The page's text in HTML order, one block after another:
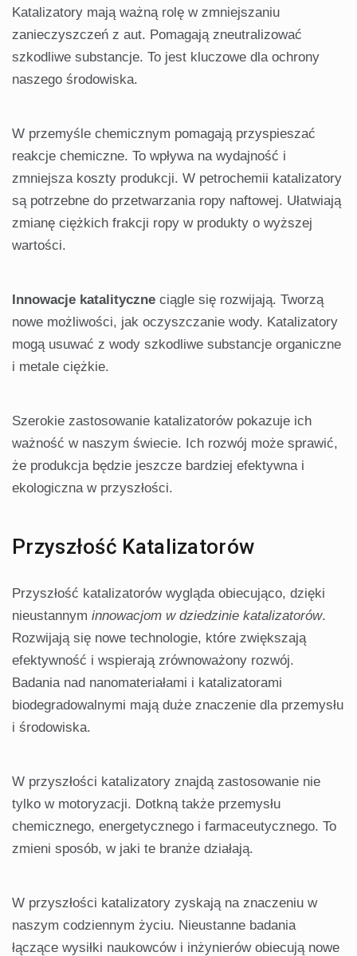
Katalizatory mają ważną rolę w zmniejszaniu
zanieczyszczeń z aut. Pomagają zneutralizować
szkodliwe substancje. To jest kluczowe dla ochrony
naszego środowiska.
W przemyśle chemicznym pomagają przyspieszać
reakcje chemiczne. To wpływa na wydajność i
zmniejsza koszty produkcji. W petrochemii katalizatory
są potrzebne do przetwarzania ropy naftowej. Ułatwiają
zmianę ciężkich frakcji ropy w produkty o wyższej
wartości.
Innowacje katalityczne ciągle się rozwijają. Tworzą
nowe możliwości, jak oczyszczanie wody. Katalizatory
mogą usuwać z wody szkodliwe substancje organiczne
i metale ciężkie.
Szerokie zastosowanie katalizatorów pokazuje ich
ważność w naszym świecie. Ich rozwój może sprawić,
że produkcja będzie jeszcze bardziej efektywna i
ekologiczna w przyszłości.
Przyszłość Katalizatorów
Przyszłość katalizatorów wygląda obiecująco, dzięki
nieustannym innowacjom w dziedzinie katalizatorów.
Rozwijają się nowe technologie, które zwiększają
efektywność i wspierają zrównoważony rozwój.
Badania nad nanomateriałami i katalizatorami
biodegradowalnymi mają duże znaczenie dla przemysłu
i środowiska.
W przyszłości katalizatory znajdą zastosowanie nie
tylko w motoryzacji. Dotkną także przemysłu
chemicznego, energetycznego i farmaceutycznego. To
zmieni sposób, w jaki te branże działają.
W przyszłości katalizatory zyskają na znaczeniu w
naszym codziennym życiu. Nieustanne badania
łączące wysiłki naukowców i inżynierów obiecują nowe